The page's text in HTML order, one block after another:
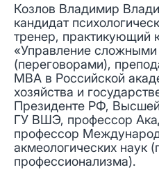
Козлов Владимир
кандидат
тренер, практикующий
«Управление
(переговорами),
МВА в Российской
хозяйства и
Президенте РФ,
ГУ ВШЭ, профессор
профессор
акмеологических наук
профессионализма).